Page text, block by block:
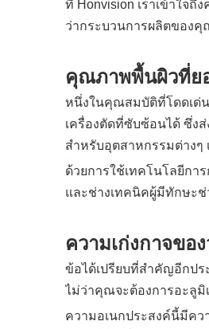
ที่ Honvision เราเข้าใจ
ว่ากระบวนการผลิตของ
คุณภาพพื้นผิวที่ย
หนึ่งในคุณสมบัติที่โดดเด่น
เครื่องตัดที่ซับซ้อนได้ ซึ่งส่
สำหรับอุตสาหกรรมต่างๆ
ด้วยการใช้เทคโนโลยีก
และช่างเทคนิคผู้มีทักษะช่
ความเก่งกาจขอ
ข้อได้เปรียบที่สำคัญอีกป
ไม่ว่าคุณจะต้องการอะลูมิ
ความอเนกประสงค์นี้มีคว